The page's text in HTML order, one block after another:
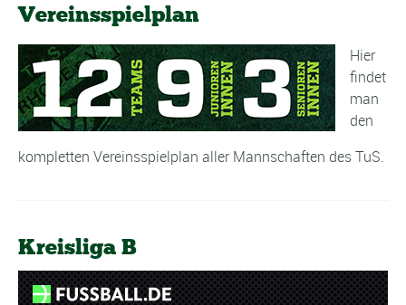
Vereinsspielplan
Hier
findet
man
den
kompletten Vereinsspielplan aller Mannschaften des TuS.
Kreisliga B